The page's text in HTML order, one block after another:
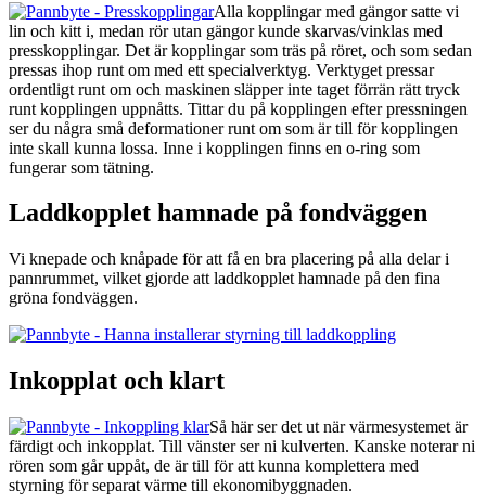
Alla kopplingar med gängor satte vi
lin och kitt i, medan rör utan gängor kunde skarvas/vinklas med
presskopplingar. Det är kopplingar som träs på röret, och som sedan
pressas ihop runt om med ett specialverktyg. Verktyget pressar
ordentligt runt om och maskinen släpper inte taget förrän rätt tryck
runt kopplingen uppnåtts. Tittar du på kopplingen efter pressningen
ser du några små deformationer runt om som är till för kopplingen
inte skall kunna lossa. Inne i kopplingen finns en o-ring som
fungerar som tätning.
Laddkopplet hamnade på fondväggen
Vi knepade och knåpade för att få en bra placering på alla delar i
pannrummet, vilket gjorde att laddkopplet hamnade på den fina
gröna fondväggen.
Inkopplat och klart
Så här ser det ut när värmesystemet är
färdigt och inkopplat. Till vänster ser ni kulverten. Kanske noterar ni
rören som går uppåt, de är till för att kunna komplettera med
styrning för separat värme till ekonomibyggnaden.